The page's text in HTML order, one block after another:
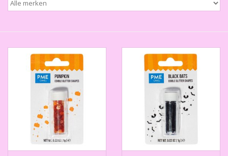
Cindy's Favorieten
Cadeaubonnen